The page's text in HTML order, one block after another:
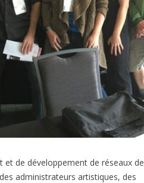
de développement de réseaux de
administrateurs artistiques, des